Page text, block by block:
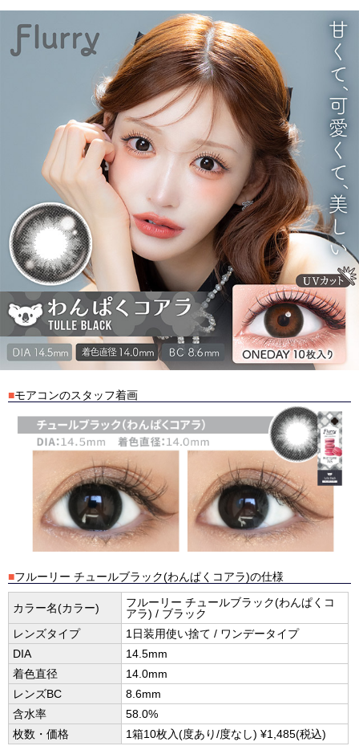
■モアコンのスタッフ着画
■フルーリー チュールブラック(わんぱくコアラ)の仕様
カラー名(カラー)
フルーリー チュールブラック(わんぱくコ
アラ) / ブラック
レンズタイプ
1日装用使い捨て / ワンデータイプ
DIA
14.5mm
着色直径
14.0mm
レンズBC
8.6mm
含水率
58.0%
枚数・価格
1箱10枚入(度あり/度なし) ¥1,485(税込)